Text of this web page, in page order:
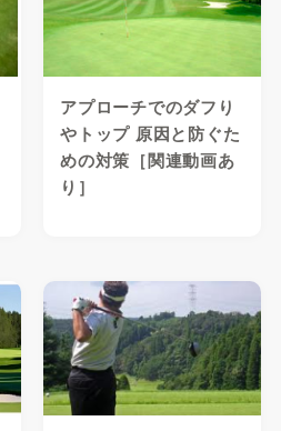
アプローチでのダフり
やトップ 原因と防ぐた
めの対策［関連動画あ
り］